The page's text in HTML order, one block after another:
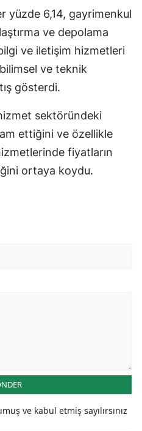
yüzde 6,14, gayrimenkul
ve depolama
ve iletişim hizmetleri
ve teknik
gösterdi.
sektöründeki
ettiğini ve özellikle
fiyatların
ortaya koydu.
ve kabul etmiş sayılırsınız